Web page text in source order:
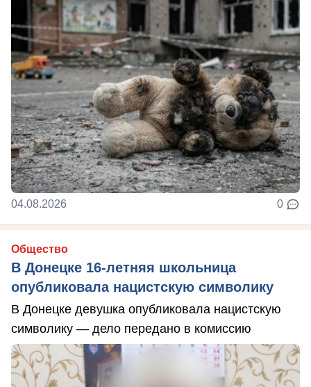
04.08.2026 0
Общество
В Донецке 16-летняя школьница
опубликовала нацистскую символику
В Донецке девушка опубликовала нацистскую
символику — дело передано в комиссию